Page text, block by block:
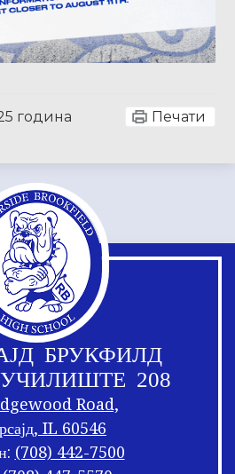
година Печати
БРУКФИЛД
208
Road,
IL 60546
(708) 442-7500